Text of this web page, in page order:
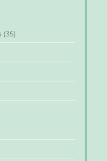
(35)